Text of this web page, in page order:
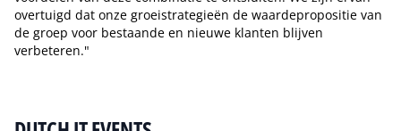
overtuigd dat onze groeistrategieën de waardepropositie van
de groep voor bestaande en nieuwe klanten blijven
verbeteren."